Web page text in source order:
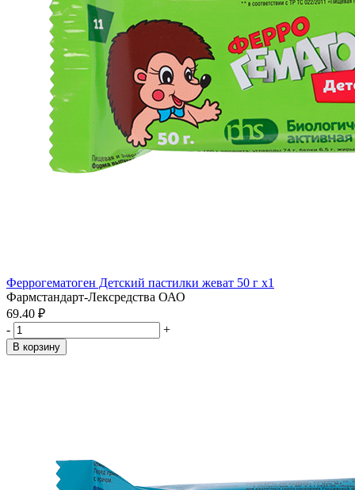
Феррогематоген Детский пастилки жеват 50 г x1
Фармстандарт-Лексредства ОАО
69.40 ₽
-
+
В корзину